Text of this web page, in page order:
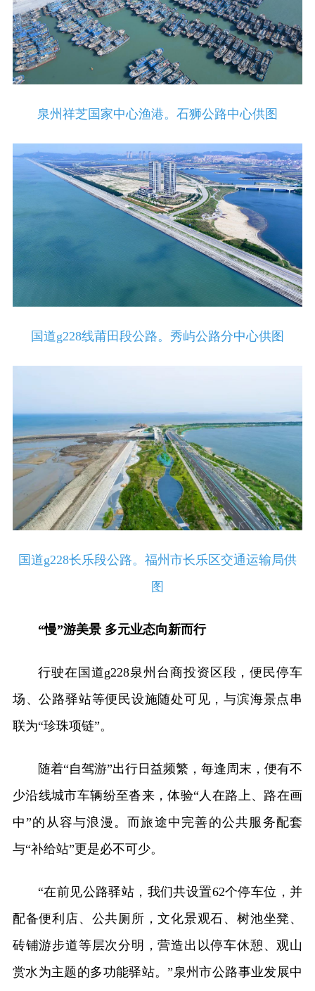
泉州祥芝国家中心渔港。石狮公路中心供图
国道g228线莆田段公路。秀屿公路分中心供图
国道g228长乐段公路。福州市长乐区交通运输局供
图
“慢”游美景 多元业态向新而行
行驶在国道g228泉州台商投资区段，便民停车
场、公路驿站等便民设施随处可见，与滨海景点串
联为“珍珠项链”。
随着“自驾游”出行日益频繁，每逢周末，便有不
少沿线城市车辆纷至沓来，体验“人在路上、路在画
中”的从容与浪漫。而旅途中完善的公共服务配套
与“补给站”更是必不可少。
“在前见公路驿站，我们共设置62个停车位，并
配备便利店、公共厕所，文化景观石、树池坐凳、
砖铺游步道等层次分明，营造出以停车休憩、观山
赏水为主题的多功能驿站。”泉州市公路事业发展中